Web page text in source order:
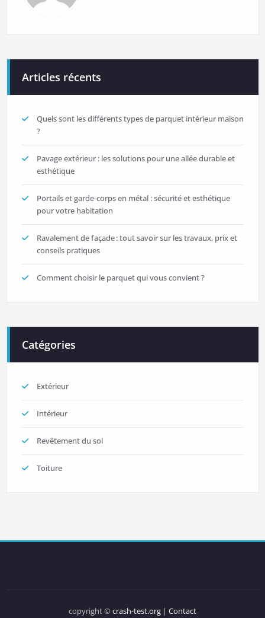
Articles récents
Quels sont les différents types de parquet intérieur maison
?
Pavage extérieur : les solutions pour une allée durable et
esthétique
Portails et garde-corps en métal : sécurité et esthétique
pour votre habitation
Ravalement de façade : tout savoir sur les travaux, prix et
conseils pratiques
Comment choisir le parquet qui vous convient ?
Catégories
Extérieur
Intérieur
Revêtement du sol
Toiture
copyright ©crash-test.org | Contact